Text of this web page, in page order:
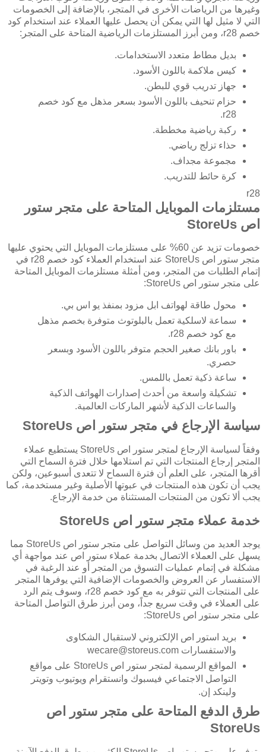
وغيرها من الرياضات الأخرى في المتجر، بالإضافة إلى الخصومات
التي لا مثيل لها التي يمكن أن يحصل عليها العملاء عند استخدام كود
خصم r28، ومن أبرز المستلزمات الرياضية المتاحة على المتجر:
بديل مطاط متعدد الاستخدامات.
كيس ملاكمة باللون الأسود.
جهاز تدريب قوي للبطن.
حزام تنحيف باللون الأسود بسعر مذهل مع كود خصم
r28.
ركبة رياضية مخططة.
حذاء تزلج رياضي.
مجموعة مجداف.
كرة حائط للتدريب.
r28
مستلزمات الموبايل المتاحة على متجر ستور
اص StoreUs
خصومات تزيد عن 60% على مستلزمات الموبايل التي يحتوي عليها
متجر ستور اص StoreUs عند استخدام العملاء كود خصم r28 في
إتمام الطلبات من المتجر، ومن أمثلة مستلزمات الموبايل المتاحة
على متجر ستور اص StoreUs:
محول طاقة لهواتف ابل مزود بمنفذ يو اس بي.
سماعة لاسلكية تعمل بالبلوتوث متوفرة بخصم مذهل
مع كود خصم r28.
باور بانك صغير الحجم متوفر باللون الأسود وبسعر
حصري.
ساعة ذكية تعمل باللمس.
تشكيلة واسعة من أحدث إصدارات الهواتف الذكية
والساعات الذكية لأشهر الماركات العالمية.
سياسة الإرجاع في متجر ستور اص StoreUs
وفقاً لسياسة الإرجاع لمتجر ستور اص StoreUs يستطيع عملاء
المتجر إرجاع المنتجات التي تم استلامها خلال فترة السماح التي
أقرها المتجر، على العلم أن فترة السماح لا تتعدى أسبوعين، ولكن
يجب أن تكون هذه المنتجات في عبوتها الأصلية وغير مستخدمة، كما
يجب ألا تكون من المنتجات المستثناة من خدمة الإرجاع.
خدمة عملاء متجر ستور اص StoreUs
يوجد العديد من وسائل التواصل على متجر ستور اص StoreUs مما
يسهل على العملاء الاتصال بخدمة عملاء ستور اص عند مواجهة أي
مشكلة في إتمام عمليات التسوق من المتجر أو عند الرغبة في
الاستفسار عن العروض والخصومات الإضافية التي يوفرها المتجر
على المنتجات التي تتوفر به مع كود خصم r28، وسوف يتم الرد
على العملاء في وقت سريع جداً، ومن أبرز طرق التواصل المتاحة
على متجر ستور اص StoreUs:
بريد استور اص الإلكتروني لاستقبال الشكاوى
والاستفسارات wecare@storeus.com
المواقع الرسمية لمتجر ستور اص StoreUs على مواقع
التواصل الاجتماعي فيسبوك وانستقرام ويوتيوب وتويتر
ولينكد إن.
طرق الدفع المتاحة على متجر ستور اص
StoreUs